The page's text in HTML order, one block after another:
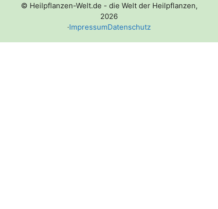
© Heilpflanzen-Welt.de - die Welt der Heilpflanzen,
2026
·ImpressumDatenschutz